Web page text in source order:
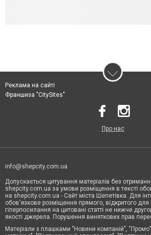
Реклама на сайті
Франшиза "CitySites"
Про нас
info@shepcity.com.ua
Допускається цитування матеріалів без
shepcity.com.ua за умови розміщення в тексті
на shepcity.com.ua - Сайт міста Шепетівка. Для
обов'язкове розміщення прямого, відкритого
гіперпосилання на цитовані статті не нижче
якості джерела. Порушення виняткових прав
Матеріали з плашками "Новини компаній",